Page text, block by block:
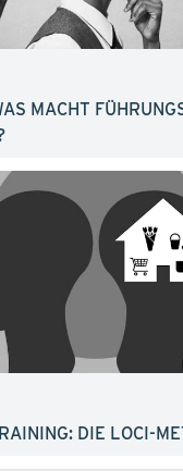
MACHT
DIE LOCI-